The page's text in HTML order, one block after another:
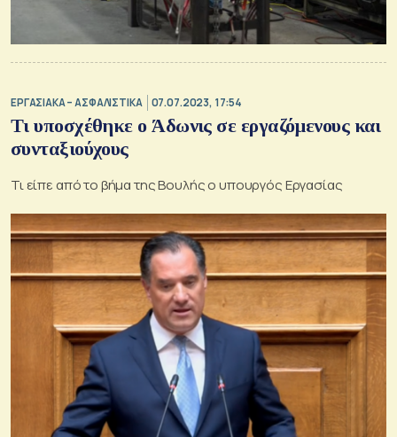
ΕΡΓΑΣΙΑΚΑ – ΑΣΦΑΛΙΣΤΙΚΑ 07.07.2023, 17:54
Τι υποσχέθηκε ο Άδωνις σε εργαζόμενους και
συνταξιούχους
Τι είπε από το βήμα της Βουλής ο υπουργός Εργασίας